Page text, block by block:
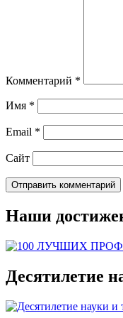
Комментарий *
Имя *
Email *
Сайт
Наши
Десятилетие